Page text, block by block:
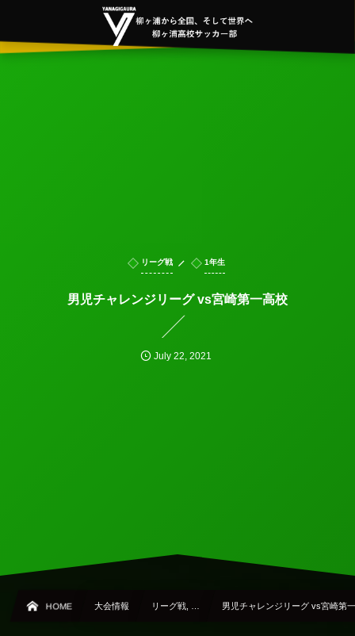
リーグ戦 1年生
男児チャレンジリーグ vs宮崎第一高校
July 22, 2021
HOME 大会情報 リーグ戦, … 男児チャレンジリーグ vs宮崎第